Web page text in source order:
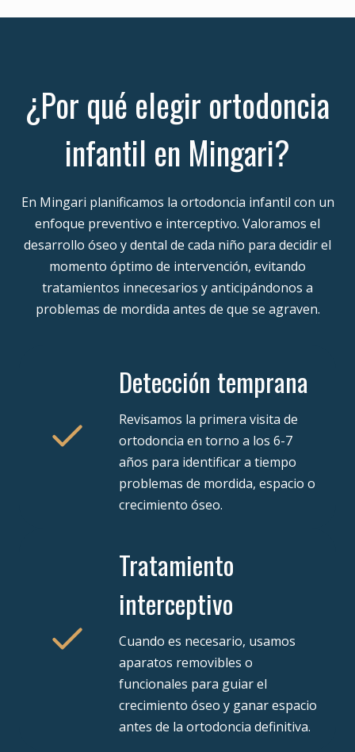
¿Por qué elegir ortodoncia
infantil en Mingari?
En Mingari planificamos la ortodoncia infantil con un
enfoque preventivo e interceptivo. Valoramos el
desarrollo óseo y dental de cada niño para decidir el
momento óptimo de intervención, evitando
tratamientos innecesarios y anticipándonos a
problemas de mordida antes de que se agraven.
Detección temprana
Revisamos la primera visita de
ortodoncia en torno a los 6-7
años para identificar a tiempo
problemas de mordida, espacio o
crecimiento óseo.
Tratamiento
interceptivo
Cuando es necesario, usamos
aparatos removibles o
funcionales para guiar el
crecimiento óseo y ganar espacio
antes de la ortodoncia definitiva.